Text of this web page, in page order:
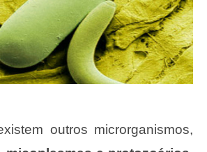
outros microrganismos,